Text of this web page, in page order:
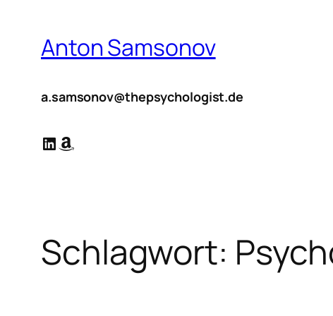
springenAnton Samsonov
a.samsonov@thepsychologist.de
LinkedIn
Amazon
Schlagwort: